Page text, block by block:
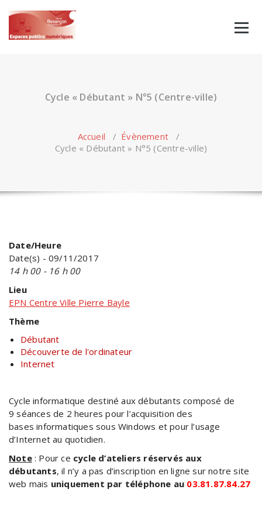
content
Cycle « Débutant » N°5 (Centre-ville)
Accueil / Évènement /
Cycle « Débutant » N°5 (Centre-ville)
Date/Heure
Date(s) - 09/11/2017
14 h 00 - 16 h 00
Lieu
EPN Centre Ville Pierre Bayle
Thème
Débutant
Découverte de l'ordinateur
Internet
Cycle informatique destiné aux débutants composé de
9 séances de 2 heures pour l’acquisition des
bases informatiques sous Windows et pour l’usage
d’Internet au quotidien.
Note: Pour ce cycle d’ateliers réservés aux
débutants, il n’y a pas d’inscription en ligne sur notre site
web mais uniquement par téléphone au 03.81.87.84.27